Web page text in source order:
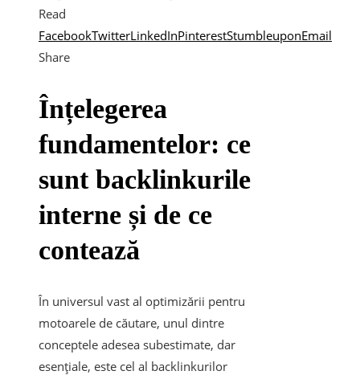
Read
FacebookTwitterLinkedInPinterestStumbleuponEmail
Share
Înțelegerea
fundamentelor: ce
sunt backlinkurile
interne și de ce
contează
În universul vast al optimizării pentru
motoarele de căutare, unul dintre
conceptele adesea subestimate, dar
esențiale, este cel al backlinkurilor